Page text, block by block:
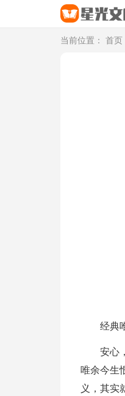
当前位置： 首页
经典
安心
唯余今生
义，其实